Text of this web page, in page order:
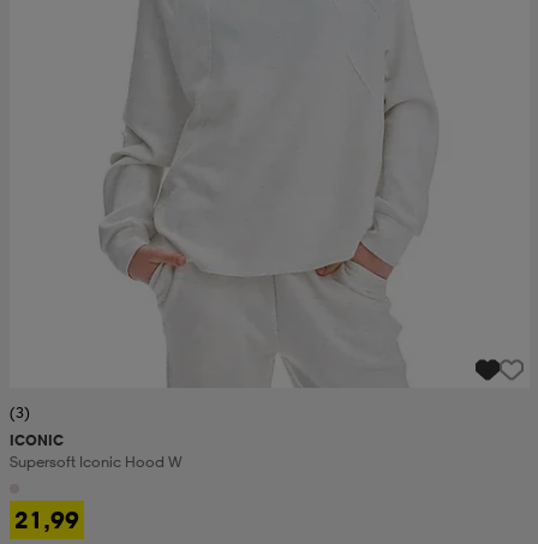
(3)
ICONIC
Supersoft Iconic Hood W
21,99